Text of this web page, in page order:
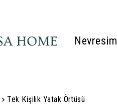
Nevresim
Tek Kişilik Yatak Örtüsü